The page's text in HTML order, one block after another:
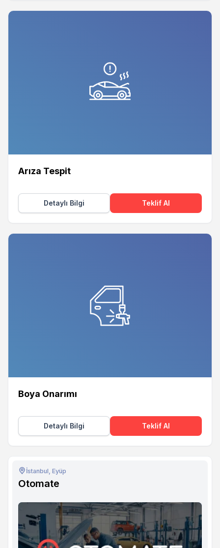
Arıza Tespit
Detaylı Bilgi Teklif Al
Boya Onarımı
Detaylı Bilgi Teklif Al
İstanbul, Eyüp
Otomate